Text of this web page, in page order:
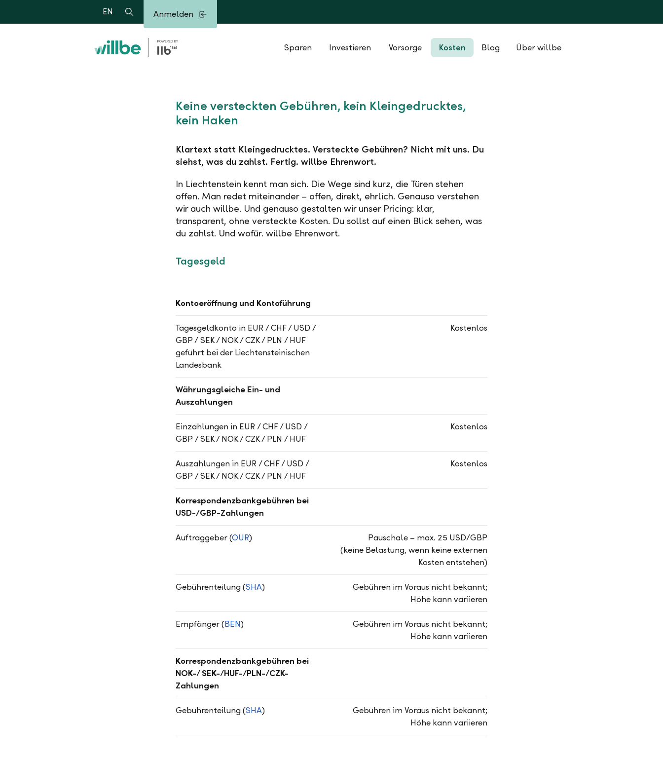
EN Suche Anmelden
Sparen Investieren Vorsorge Kosten Blog Über willbe
Keine versteckten Gebühren, kein Kleingedrucktes,
kein Haken
Klartext statt Kleingedrucktes. Versteckte Gebühren? Nicht mit uns. Du
siehst, was du zahlst. Fertig. willbe Ehrenwort.
In Liechtenstein kennt man sich. Die Wege sind kurz, die Türen stehen
offen. Man redet miteinander – offen, direkt, ehrlich. Genauso verstehen
wir auch willbe. Und genauso gestalten wir unser Pricing: klar,
transparent, ohne versteckte Kosten. Du sollst auf einen Blick sehen, was
du zahlst. Und wofür. willbe Ehrenwort.
Tagesgeld
Kontoeröffnung und Kontoführung
Tagesgeldkonto in EUR / CHF / USD /
GBP / SEK / NOK / CZK / PLN / HUF
geführt bei der Liechtensteinischen
Landesbank
Kostenlos
Währungsgleiche Ein- und
Auszahlungen
Einzahlungen in EUR / CHF / USD /
GBP / SEK / NOK / CZK / PLN / HUF
Kostenlos
Auszahlungen in EUR / CHF / USD /
GBP / SEK / NOK / CZK / PLN / HUF
Kostenlos
Korrespondenzbankgebühren bei
USD-/GBP-Zahlungen
Auftraggeber (OUR)
Pauschale – max. 25 USD/GBP
(keine Belastung, wenn keine externen
Kosten entstehen)
Gebührenteilung (SHA)
Gebühren im Voraus nicht bekannt;
Höhe kann variieren
Empfänger (BEN)
Gebühren im Voraus nicht bekannt;
Höhe kann variieren
Korrespondenzbankgebühren bei
NOK-/ SEK-/HUF-/PLN-/CZK-
Zahlungen
Gebührenteilung (SHA)
Gebühren im Voraus nicht bekannt;
Höhe kann variieren